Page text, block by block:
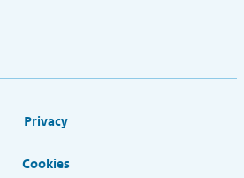
Privacy
Cookies